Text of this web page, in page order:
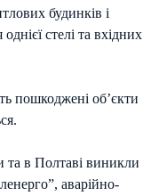
будинків і
стелі та вхідних
пошкоджені об’єкти
та в Полтаві виникли
аварійно-